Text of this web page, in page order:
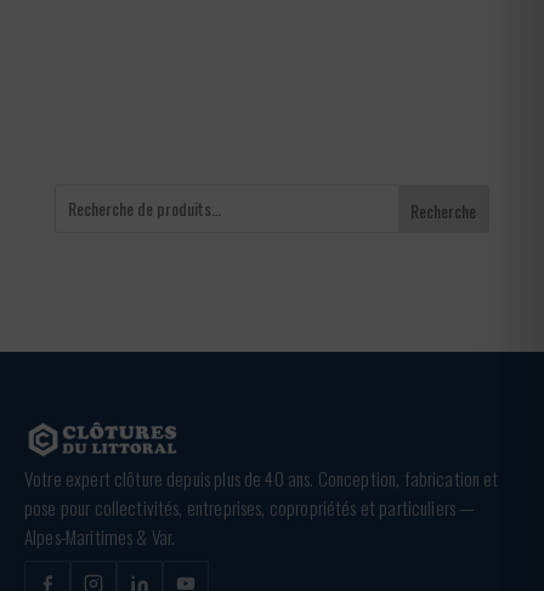
Recherche
Votre expert clôture depuis plus de 40 ans. Conception, fabrication et
pose pour collectivités, entreprises, copropriétés et particuliers —
Alpes-Maritimes & Var.